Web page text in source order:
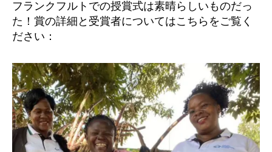
フランクフルトでの授賞式は素晴らしいものだっ
た！賞の詳細と受賞者についてはこちらをご覧く
ださい：